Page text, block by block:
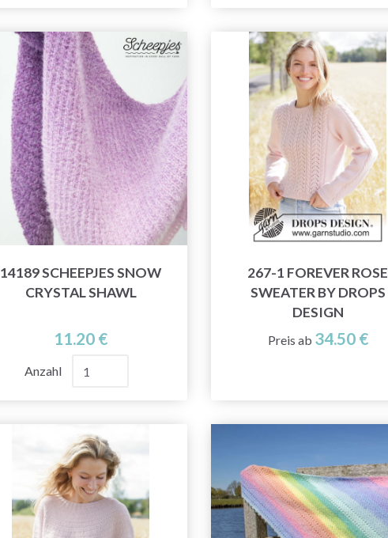
14189 SCHEEPJES SNOW
CRYSTAL SHAWL
11.20 €
Anzahl
267-1 FOREVER ROSE
SWEATER BY DROPS
DESIGN
Preis ab 34.50 €